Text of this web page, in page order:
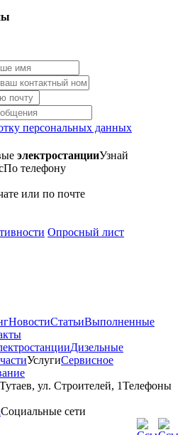
персональных данных
электростанцииУзнай
По телефону
или по почте
Опросный лист
НовостиСтатьиВыполненные
Дизельные
УслугиСервисное
ул. Строителей, 1Телефоны
Социальные сети